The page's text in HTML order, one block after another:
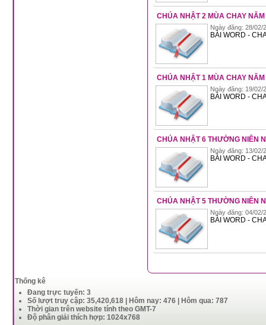
CHÚA NHẬT 2 MÙA CHAY
Ngày đăng: 28/02/
BÀI WORD -
CHÚA NHẬT 1 MÙA CHAY
Ngày đăng: 19/02/
BÀI WORD -
CHÚA NHẬT 6 THƯỜNG NIÊN
Ngày đăng: 13/02/
BÀI WORD -
CHÚA NHẬT 5 THƯỜNG NIÊN
Ngày đăng: 04/02/
BÀI WORD -
Thống kê
Đang trực tuyến: 3
Số lượt truy cập: 35,420,618 | Hôm nay: 476 | Hôm qua: 787
Thời gian trên website tính theo GMT-7
Độ phân giải thích hợp: 1024x768